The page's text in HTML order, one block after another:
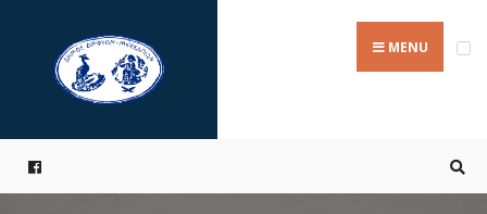
content
MENU
for: